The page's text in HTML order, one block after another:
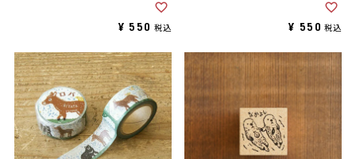
¥ 550 税込 ¥ 550 税込